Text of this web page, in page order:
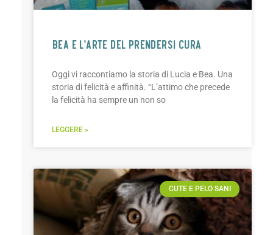
BEA E L’ARTE DEL PRENDERSI CURA
Oggi vi raccontiamo la storia di Lucia e Bea. Una
storia di felicità e affinità. “L’attimo che precede
la felicità ha sempre un non so
LEGGERE »
CUTE E PELO SANI